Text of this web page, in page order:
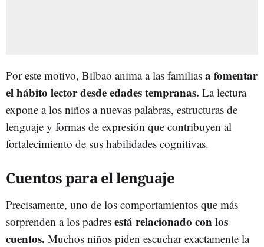
Por este motivo, Bilbao anima a las familias a fomentar
el hábito lector desde edades tempranas. La lectura
expone a los niños a nuevas palabras, estructuras de
lenguaje y formas de expresión que contribuyen al
fortalecimiento de sus habilidades cognitivas.
Cuentos para el lenguaje
Precisamente, uno de los comportamientos que más
sorprenden a los padres está relacionado con los
cuentos. Muchos niños piden escuchar exactamente la